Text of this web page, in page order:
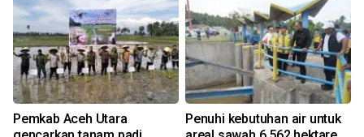
Pemkab Aceh Utara
Penuhi kebutuhan air untuk